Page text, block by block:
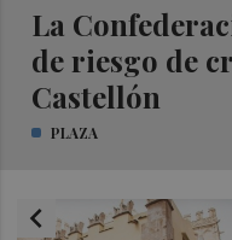
La
de riesgo de
Castellón
PLAZA
chevron_left